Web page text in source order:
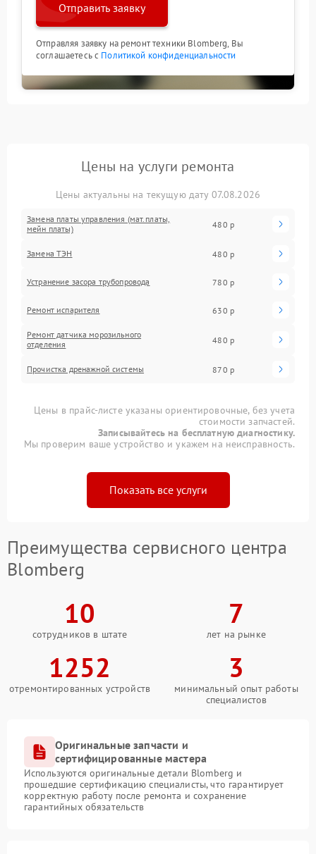
Отправить заявку
Отправляя заявку на ремонт техники Blomberg, Вы
соглашаетесь с Политикой конфиденциальности
Цены на услуги ремонта
Цены актуальны на текущую дату 07.08.2026
Замена платы управления (мат.платы,
мейн платы)
480 р
Замена ТЭН 480 р
Устранение засора трубопровода 780 р
Ремонт испарителя 630 р
Ремонт датчика морозильного
отделения
480 р
Прочистка дренажной системы 870 р
Цены в прайс-листе указаны ориентировочные, без учета
стоимости запчастей.
Записывайтесь на бесплатную диагностику.
Мы проверим ваше устройство и укажем на неисправность.
Показать все услуги
Преимущества сервисного центра
Blomberg
10
сотрудников в штате
7
лет на рынке
1252
отремонтированных устройств
3
минимальный опыт работы
специалистов
Оригинальные запчасти и
сертифицированные мастера
Используются оригинальные детали Blomberg и
прошедшие сертификацию специалисты, что гарантирует
корректную работу после ремонта и сохранение
гарантийных обязательств